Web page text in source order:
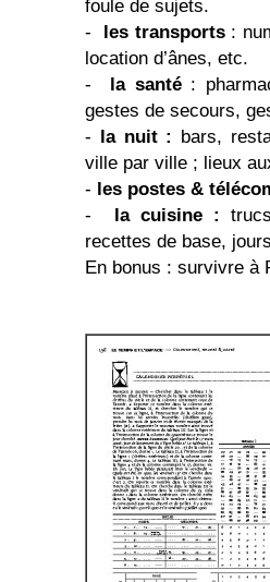
foule de sujets.
-
les transports:
location d’ânes, etc.
-
la santé:
gestes de secours,
- la nuit : bars,
ville par ville ; lieux
- les postes &
-
la cuisine :
recettes de base,
En bonus : survivre à